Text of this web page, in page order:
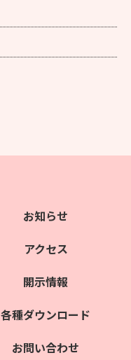
お知らせ
アクセス
開示情報
各種ダウンロード
お問い合わせ